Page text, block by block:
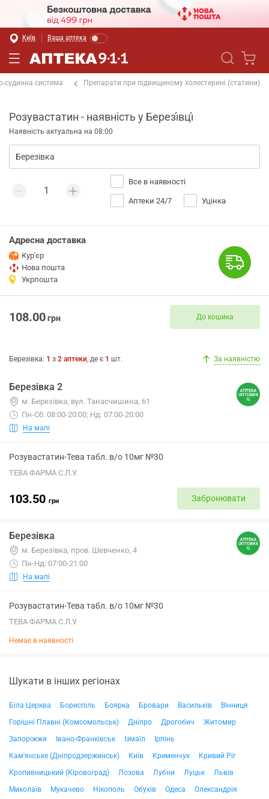
Київ Ваша аптека
судинна система Препарати при підвищеному холестерині (статини)
Розувастатин - наявність у Березі́вці́
Наявність актуальна на 08:00
Все в наявності
Аптеки 24/7 Уцінка
Адресна доставка
Кур'єр
Нова пошта
Укрпошта
108.00грн До кошика
Березівка: 1 з 2 аптеки, де є 1 шт. За наявністю
Березівка 2
м. Березівка, вул. Танасчишина, 61
Пн-Сб: 08:00-20:00; Нд: 07:00-20:00
На мапі
Розувастатин-Тева табл. в/о 10мг №30
ТЕВА ФАРМА С.Л.У.
103.50 грн Забронювати
Березівка
м. Березівка, пров. Шевченко, 4
Пн-Нд: 07:00-21:00
На мапі
Розувастатин-Тева табл. в/о 10мг №30
ТЕВА ФАРМА С.Л.У.
Немає в наявності
Шукати в інших регіонах
Біла Церква Бориспіль Боярка Бровари Васильків
Вінниця
Горішні Плавні (Комсомольськ)
Дніпро Дрогобич
Житомир
Запоріжжя
Івано-Франківськ Ізмаїл
Ірпінь
Кам'янське (Дніпродзержинськ)
Київ Кременчук
Кривий Ріг
Кропивницький (Кіровоград)
Лозова Лубни Луцьк
Львів
Миколаїв
Мукачево Нікополь Обухів Одеса
Олександрія